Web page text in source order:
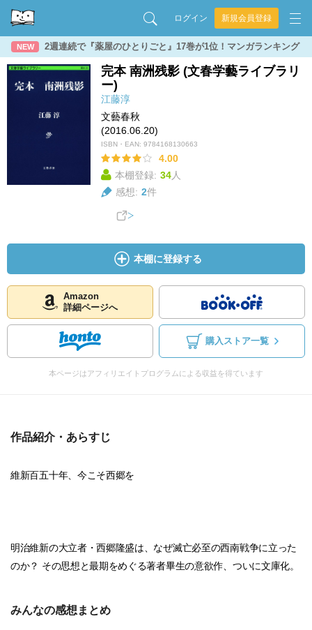
ログイン 新規会員登録
NEW 2週連続で『薬屋のひとりごと』17巻が1位！マンガランキング
完本 南洲残影 (文春学藝ライブラリ
ー)
江藤淳
文藝春秋
(2016.06.20)
ISBN・EAN: 9784168130663
4.00
本棚登録: 34人
感想: 2件
本棚に登録する
Amazon
詳細ページへ
購入ストア一覧
本ページはアフィリエイトプログラムによる収益を得ています
作品紹介・あらすじ
維新百五十年、今こそ西郷を
明治維新の大立者・西郷隆盛は、なぜ滅亡必至の西南戦争に立った
のか？ その思想と最期をめぐる著者畢生の意欲作、ついに文庫化。
みんなの感想まとめ